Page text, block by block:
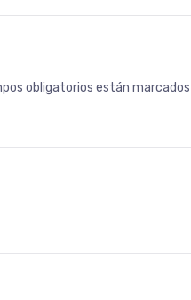
obligatorios están